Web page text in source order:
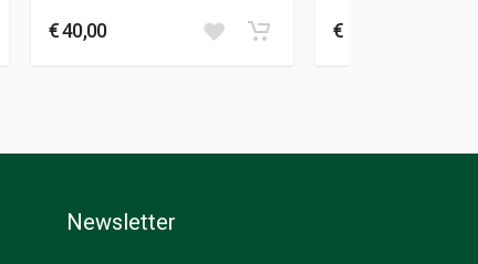
€ 40,00 € 38,00
Newsletter